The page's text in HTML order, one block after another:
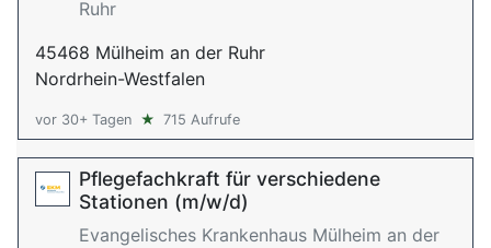
Ruhr
45468 Mülheim an der Ruhr
Nordrhein-Westfalen
vor 30+ Tagen ★ 715 Aufrufe
Pflegefachkraft für verschiedene
Stationen (m/w/d)
Evangelisches Krankenhaus Mülheim an der